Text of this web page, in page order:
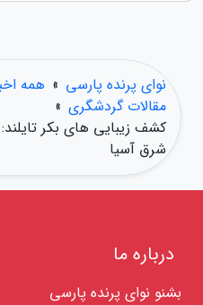
نوای پرنده پارسی » همه
مقالات گردشگری »
کشف زیبایی های بکر
شرق آسیا
درباره ما
بشنو نوای پرنده پارسی